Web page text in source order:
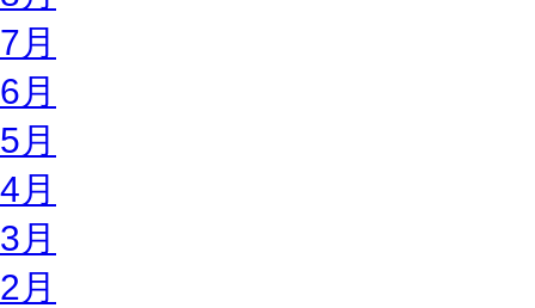
7月
6月
5月
4月
3月
2月